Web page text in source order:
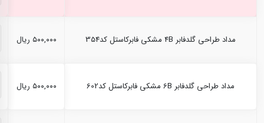
مداد طراحی گلدفابر 4B مشکی فابرکاستل کد354 ۵۰۰,۰۰۰ ریال
مداد طراحی گلدفابر 6B مشکی فابرکاستل کد602 ۵۰۰,۰۰۰ ریال